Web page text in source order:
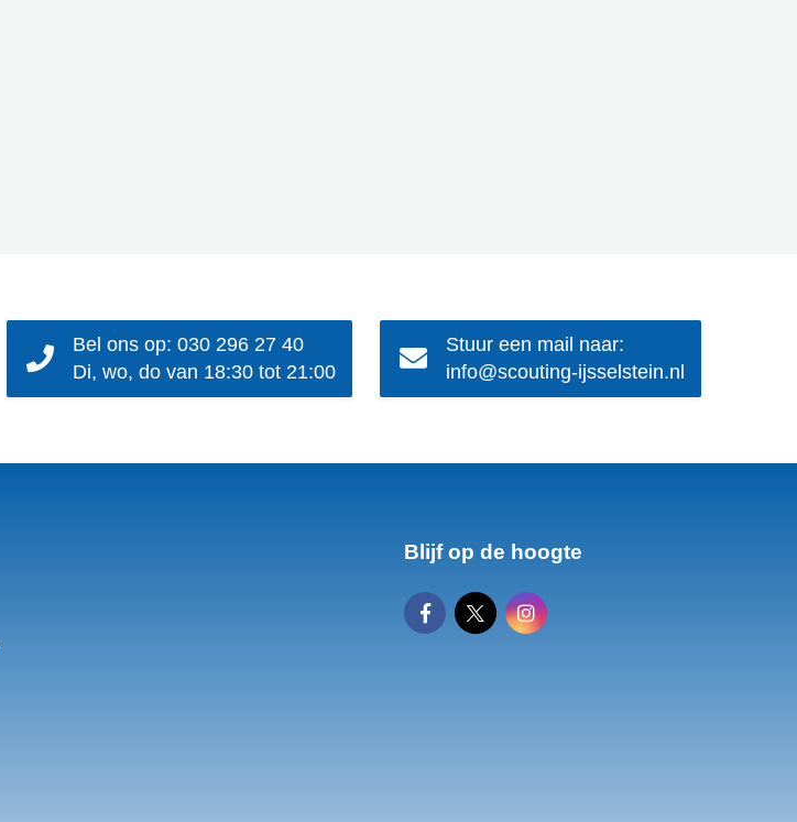
Bel ons op: 030 296 27 40
Di, wo, do van 18:30 tot 21:00
Stuur een mail naar:
info@scouting-ijsselstein.nl
Blijf op de hoogte